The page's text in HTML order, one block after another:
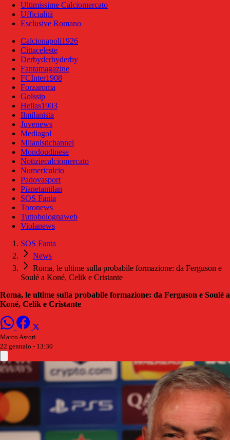
Ultimissime Calciomercato
Ufficialità
Esclusive Romano
Calcionapoli1926
Cittaceleste
Derbyderbyderby
Fantamagazine
FCInter1908
Forzaroma
Golssip
Hellas1903
Ilmilanista
Juvenews
Mediagol
Milanistichannel
Mondoudinese
Notiziecalciomercato
Numericalcio
Padovasport
Pianetamilan
SOS Fanta
Toronews
Tuttobolognaweb
Violanews
SOS Fanta
News
Roma, le ultime sulla probabile formazione: da Ferguson e
Soulé a Koné, Celik e Cristante
Roma, le ultime sulla probabile formazione: da Ferguson e Soulé a
Koné, Celik e Cristante
Marco Astori
22 gennaio - 13:30